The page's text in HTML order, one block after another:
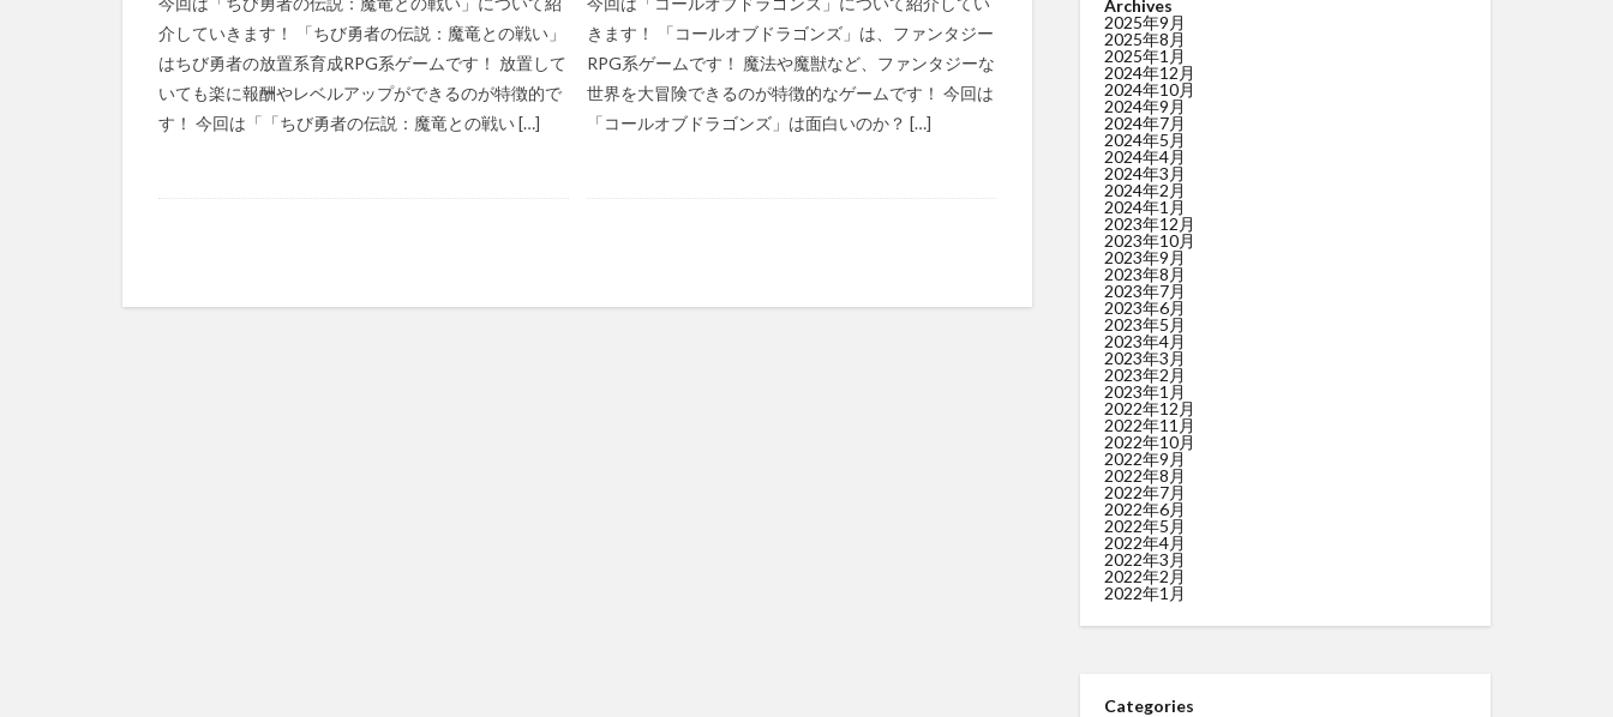
介していきます！ 「ちび勇者の伝説：魔竜との戦い」
はちび勇者の放置系育成RPG系ゲームです！ 放置して
いても楽に報酬やレベルアップができるのが特徴的で
す！ 今回は「「ちび勇者の伝説：魔竜との戦い […]
きます！ 「コールオブドラゴンズ」は、ファンタジー
RPG系ゲームです！ 魔法や魔獣など、ファンタジーな
世界を大冒険できるのが特徴的なゲームです！ 今回は
「コールオブドラゴンズ」は面白いのか？ […]
Archives
2025年9月
2025年8月
2025年1月
2024年12月
2024年10月
2024年9月
2024年7月
2024年5月
2024年4月
2024年3月
2024年2月
2024年1月
2023年12月
2023年10月
2023年9月
2023年8月
2023年7月
2023年6月
2023年5月
2023年4月
2023年3月
2023年2月
2023年1月
2022年12月
2022年11月
2022年10月
2022年9月
2022年8月
2022年7月
2022年6月
2022年5月
2022年4月
2022年3月
2022年2月
2022年1月
Categories